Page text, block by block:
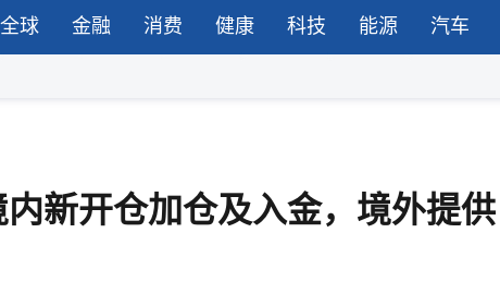
全球 金融 消费 健康 科技 能源 汽车
新开仓加仓及入金，境外提供